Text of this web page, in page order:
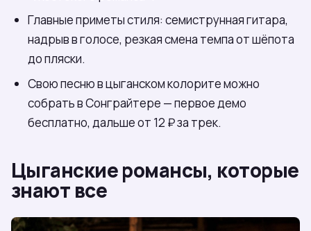
Главные приметы стиля: семиструнная гитара,
надрыв в голосе, резкая смена темпа от шёпота
до пляски.
Свою песню в цыганском колорите можно
собрать в Сонграйтере — первое демо
бесплатно, дальше от 12 ₽ за трек.
Цыганские романсы, которые
знают все